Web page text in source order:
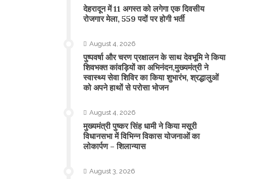
​देहरादून में 11 अगस्त को लगेगा एक दिवसीय
रोजगार मेला, 559 पदों पर होगी भर्ती
August 4, 2026
पुष्पवर्षा और चरण प्रक्षालन के साथ देवभूमि ने किया
शिवभक्त कांवड़ियों का अभिनंदन,मुख्यमंत्री ने
स्वास्थ्य सेवा शिविर का किया शुभारंभ, श्रद्धालुओं
को अपने हाथों से परोसा भोजन
August 4, 2026
मुख्यमंत्री पुष्कर सिंह धामी ने किया मसूरी
विधानसभा में विभिन्न विकास योजनाओं का
लोकार्पण – शिलान्यास
August 3, 2026